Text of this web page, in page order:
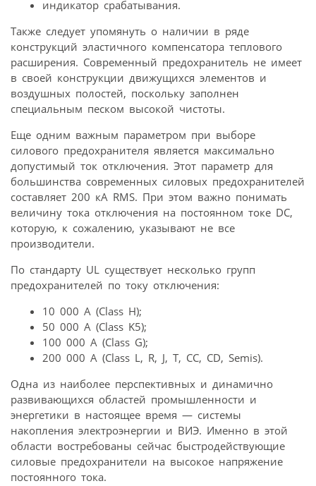
индикатор срабатывания.
Также следует упомянуть о наличии в ряде
конструкций эластичного компенсатора теплового
расширения. Современный предохранитель не имеет
в своей конструкции движущихся элементов и
воздушных полостей, поскольку заполнен
специальным песком высокой чистоты.
Еще одним важным параметром при выборе
силового предохранителя является максимально
допустимый ток отключения. Этот параметр для
большинства современных силовых предохранителей
составляет 200 кА RMS. При этом важно понимать
величину тока отключения на постоянном токе DC,
которую, к сожалению, указывают не все
производители.
По стандарту UL существует несколько групп
предохранителей по току отключения:
10 000 A (Class H);
50 000 A (Class K5);
100 000 A (Class G);
200 000 A (Class L, R, J, T, CC, CD, Semis).
Одна из наиболее перспективных и динамично
развивающихся областей промышленности и
энергетики в настоящее время — системы
накопления электроэнергии и ВИЭ. Именно в этой
области востребованы сейчас быстродействующие
силовые предохранители на высокое напряжение
постоянного тока.